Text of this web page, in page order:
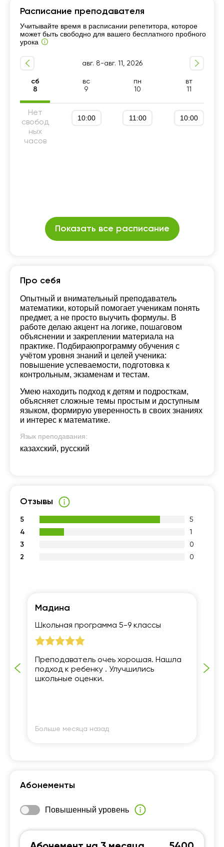
Школьная программа 5-9 классы
Подготовка к ЕНТ
Школьная программа 10-11 классы
Расписание преподавателя
Учитывайте время в расписании репетитора, которое
может быть свободно для вашего бесплатного пробного
урока
авг. 8-авг. 11, 2026
сб
8
вс
9
пн
10
вт
11
Нет
свобод
ных
часов
10:00 11:00 10:00
Показать все расписание
Про себя
Опытный и внимательный преподаватель
математики, который помогает ученикам понять
предмет, а не просто выучить формулы. В
работе делаю акцент на логике, пошаговом
объяснении и закреплении материала на
практике. Подбираюпрограмму обучения с
учётом уровня знаний и целей ученика:
повышение успеваемости, подготовка к
контрольным, экзаменам и тестам.
Умею находить подход к детям и подросткам,
объясняет сложные темы простым и доступным
языком, формирую уверенность в своих знаниях
и интерес к математике.
Язык преподавания:
казахский, русский
Отзывы
5
5
4
1
3
0
2
0
Мадина
Школьная программа 5-9 классы
Преподаватель очеь хорошая. Нашла
подход к ребенку . Улучшились
школьные оценки.
Больше месяца назад
Абонементы
Повышенный уровень